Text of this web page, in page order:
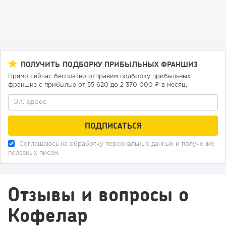
Отзыв SSL-сертификатов у банков: как это влияет на
российский...
ПОЛУЧИТЬ ПОДБОРКУ ПРИБЫЛЬНЫХ ФРАНШИЗ
Прямо сейчас бесплатно отправим подборку прибыльных
франшиз с прибылью от 55 620 до 2 370 000 ₽ в месяц.
Соглашаюсь на обработку персональных данных и получение
полезных писем.
Отзывы и вопросы о
Кофелар